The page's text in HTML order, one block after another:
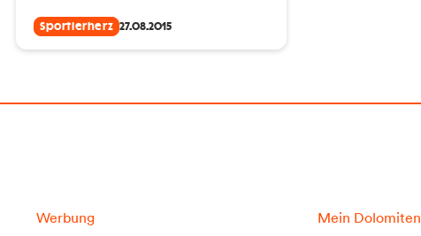
Sportlerherz 27.08.2015
Werbung Mein